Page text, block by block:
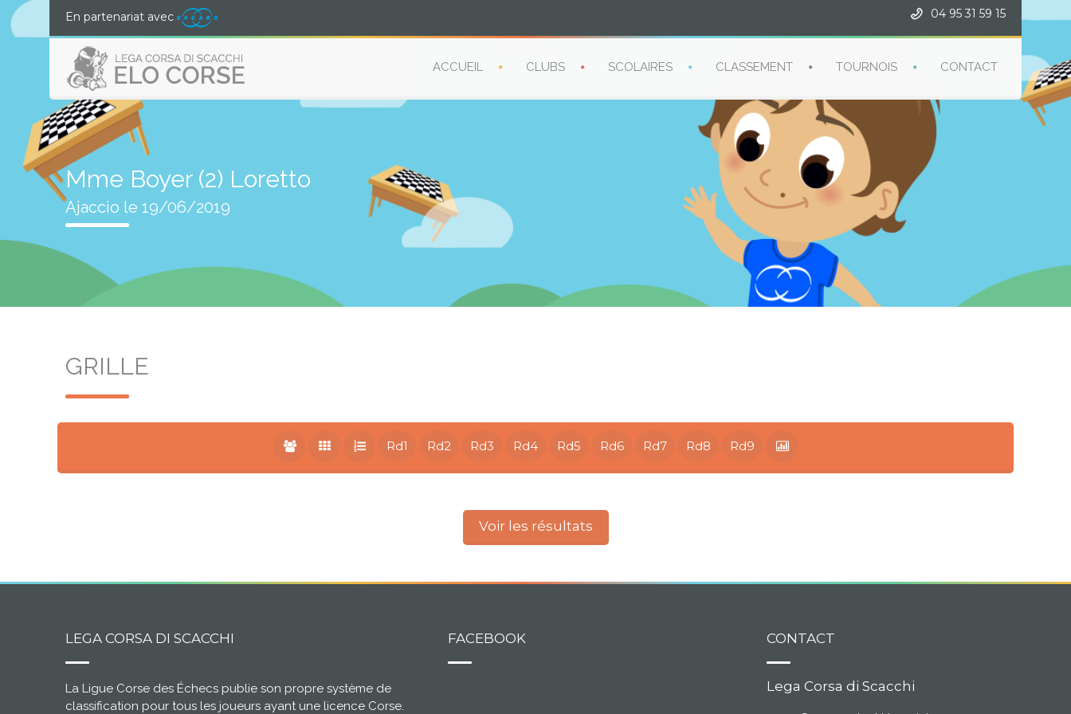
En partenariat avec 04 95 31 59 15
ACCUEIL CLUBS SCOLAIRES CLASSEMENT TOURNOIS CONTACT
Mme Boyer (2) Loretto
Ajaccio le 19/06/2019
GRILLE
Rd1 Rd2 Rd3 Rd4 Rd5 Rd6 Rd7 Rd8 Rd9
Voir les résultats
LEGA CORSA DI SCACCHI
La Ligue Corse des Échecs publie son propre système de
classification pour tous les joueurs ayant une licence Corse.
FACEBOOK CONTACT
Lega Corsa di Scacchi